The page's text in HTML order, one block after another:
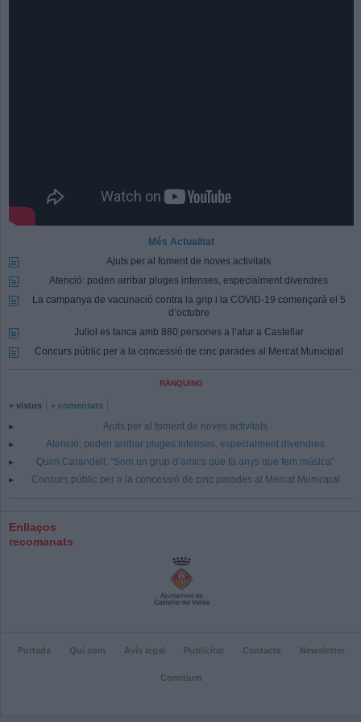
Més Actualitat
Ajuts per al foment de noves activitats
Atenció: poden arribar pluges intenses, especialment divendres
La campanya de vacunació contra la grip i la COVID-19 començarà el 5
d’octubre
Juliol es tanca amb 880 persones a l’atur a Castellar
Concurs públic per a la concessió de cinc parades al Mercat Municipal
RÀNQUING
+ vistos + comentats
Ajuts per al foment de noves activitats
Atenció: poden arribar pluges intenses, especialment divendres
Quim Carandell: “Som un grup d’amics que fa anys que fem música”
Concurs públic per a la concessió de cinc parades al Mercat Municipal
Enllaços
recomanats
Portada Qui som Avís legal Publicitat Contacte Newsletter
Comitium